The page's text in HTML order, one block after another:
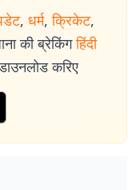
, धर्म, क्रिकेट,
की ब्रेकिंग हिंदी
करिए